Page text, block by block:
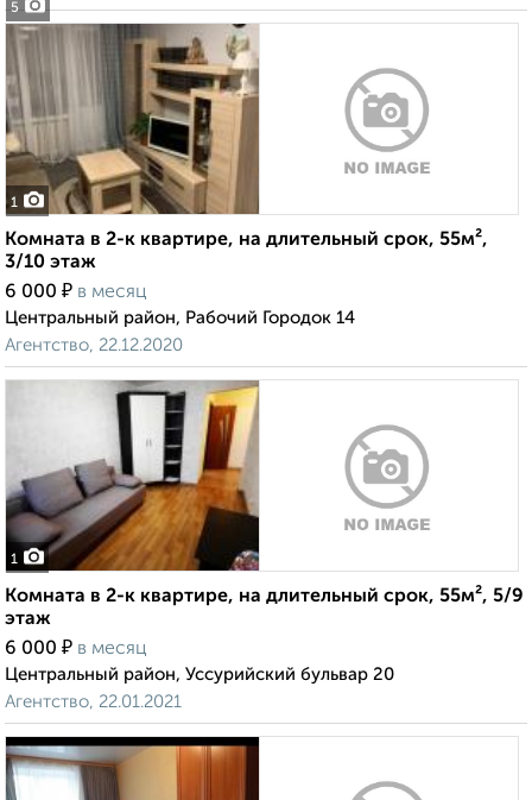
5
1
Комната в 2-к квартире, на длительный срок, 55м²,
3/10 этаж
6 000 ₽ в месяц
Центральный район, Рабочий Городок 14
Агентство, 22.12.2020
1
Комната в 2-к квартире, на длительный срок, 55м², 5/9
этаж
6 000 ₽ в месяц
Центральный район, Уссурийский бульвар 20
Агентство, 22.01.2021